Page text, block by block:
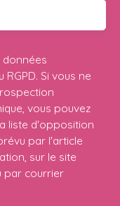
Si vous ne
vous pouvez
liste d'opposition
par l'article
sur le site
par courrier